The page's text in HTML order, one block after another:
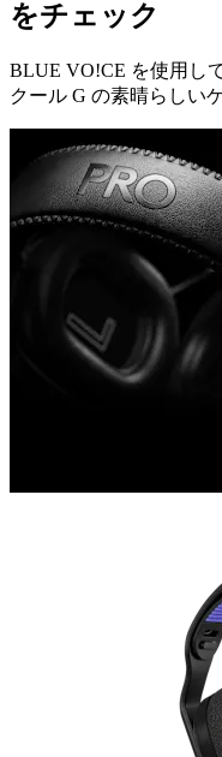
をチェック
BLUE VO!CE を使用し
クール G の素晴らしい